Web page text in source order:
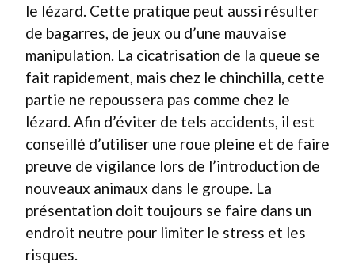
le lézard. Cette pratique peut aussi résulter
de bagarres, de jeux ou d’une mauvaise
manipulation. La cicatrisation de la queue se
fait rapidement, mais chez le chinchilla, cette
partie ne repoussera pas comme chez le
lézard. Afin d’éviter de tels accidents, il est
conseillé d’utiliser une roue pleine et de faire
preuve de vigilance lors de l’introduction de
nouveaux animaux dans le groupe. La
présentation doit toujours se faire dans un
endroit neutre pour limiter le stress et les
risques.